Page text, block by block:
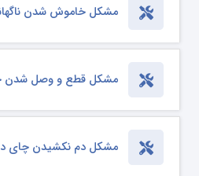
مشکل خاموش شدن
مشکل قطع و وصل شدن
مشکل دم نکشیدن چای